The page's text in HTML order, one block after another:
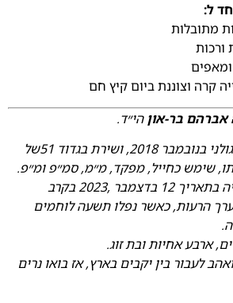
ל:
מתובלות
ורכות
קרה וצוננת ביום קיץ חם
בר-און הי״ד.
משה התגייס לחטיבת גולני בנובמבר 2018, ושירת בגדוד 51של
שימש כחייל, מפקד, מ״מ, סמ״פ ומ״פ.
משה נפל בקרב בשג’עיה בתאריך 12 בדצמבר ,2023 בקרב
הרעות, כאשר נפלו תשעה לוחמים
ארבע אחיות ובת זוג.
לעבור בין יקבים בארץ, אז בואו נרים